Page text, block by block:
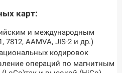
карт:
и международным
7812, AAMVA, JIS-2 и др.)
кодировок
операций по магнитным